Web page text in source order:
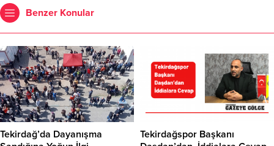
Benzer Konular
Tekirdağ’da Dayanışma
Tekirdağspor Başkanı